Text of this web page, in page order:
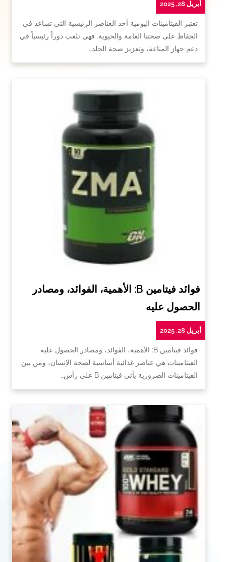
أبريل 28, 2025
تعتبر الفيتامينات اليومية أحد العناصر الرئيسية التي تساعد في
الحفاظ على صحتنا العامة والحيوية. فهي تلعب دوراً رئيسياً في
دعم جهاز المناعة، وتعزيز صحة الجلد…
فوائد فيتامين B: الأهمية، الفوائد، ومصادر
الحصول عليه
أبريل 28, 2025
فوائد فيتامين B: الأهمية، الفوائد، ومصادر الحصول عليه
الفيتامينات هي عناصر غذائية أساسية لصحة الإنسان، ومن بين
الفيتامينات الضرورية يأتي فيتامين B على رأس…